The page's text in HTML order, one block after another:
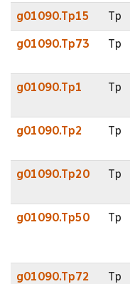
g01090.Tp15 Tp
g01090.Tp73 Tp
g01090.Tp1 Tp
g01090.Tp2 Tp
g01090.Tp20 Tp
g01090.Tp50 Tp
g01090.Tp72 Tp